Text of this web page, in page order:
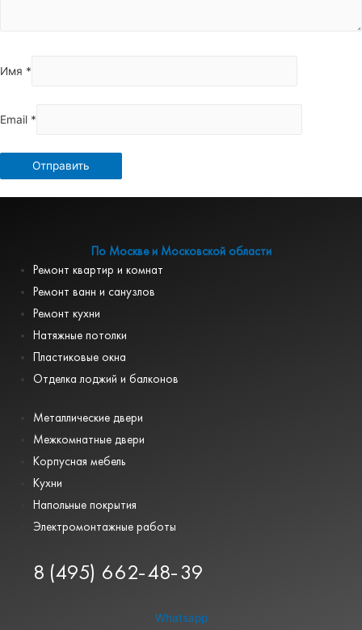
Имя *
Email *
По Москве и Московской области
Ремонт квартир и комнат
Ремонт ванн и санузлов
Ремонт кухни
Натяжные потолки
Пластиковые окна
Отделка лоджий и балконов
Металлические двери
Межкомнатные двери
Корпусная мебель
Кухни
Напольные покрытия
Электромонтажные работы
8 (495) 662-48-39
Whatsapp